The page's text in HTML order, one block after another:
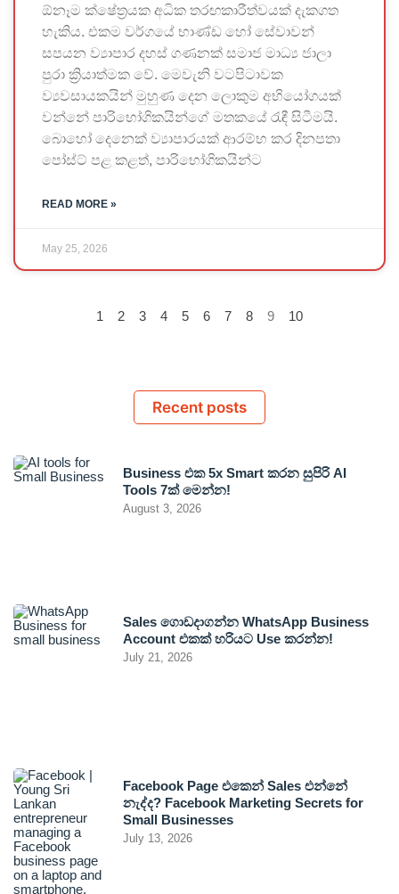
ඕනෑම ක්ෂේත්‍රයක අධික තරඟකාරීත්වයක් දැකගත
හැකිය. එකම වර්ගයේ භාණ්ඩ හෝ සේවාවන්
සපයන ව්‍යාපාර දහස් ගණනක් සමාජ මාධ්‍ය ජාලා
පුරා ක්‍රියාත්මක වේ. මෙවැනි වටපිටාවක
ව්‍යවසායකයින් මුහුණ දෙන ලොකුම අභියෝගයක්
වන්නේ පාරිභෝගිකයින්ගේ මතකයේ රැඳී සිටීමයි.
බොහෝ දෙනෙක් ව්‍යාපාරයක් ආරම්භ කර දිනපතා
පෝස්ට් පළ කළත්, පාරිභෝගිකයින්ට
READ MORE »
May 25, 2026
1 2 3 4 5 6 7 8 9 10
Recent posts
Business එක 5x Smart කරන සුපිරි AI
Tools 7ක් මෙන්න!
August 3, 2026
Sales ගොඩදාගන්න WhatsApp Business
Account එකක් හරියට Use කරන්න!
July 21, 2026
Facebook Page එකෙන් Sales එන්නේ
නැද්ද? Facebook Marketing Secrets for
Small Businesses
July 13, 2026